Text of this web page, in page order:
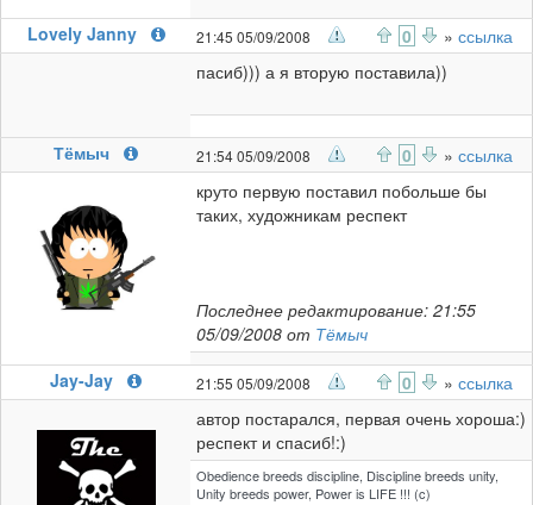
Lovely Janny 21:45 05/09/2008 0 » ссылка
пасиб))) а я вторую поставила))
Тёмыч 21:54 05/09/2008 0 » ссылка
круто первую поставил побольше бы
таких, художникам респект
Последнее редактирование: 21:55
05/09/2008 от Тёмыч
Jay-Jay
21:55 05/09/2008 0 » ссылка
автор постарался, первая очень хороша:)
респект и спасиб!:)
Obedience breeds discipline, Discipline breeds unity,
Unity breeds power, Power is LIFE !!! (c)